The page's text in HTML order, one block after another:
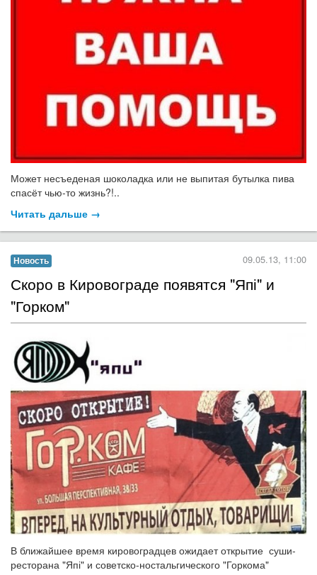
Может несъеденая шоколадка или не выпитая бутылка пива
спасёт чью-то жизнь?!..
Читать дальше →
Новость 09.05.13, 11:00
Скоро в Кировограде появятся "Япі" и
"Горком"
В ближайшее время кировоградцев ожидает открытие суши-
ресторана "Япі" и советско-ностальгического "Горкома"